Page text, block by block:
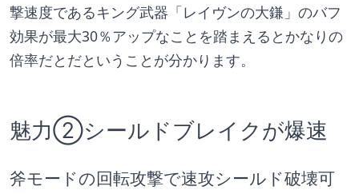
撃速度であるキング武器「レイヴンの大鎌」のバフ
効果が最大30％アップなことを踏まえるとかなりの
倍率だとだということが分かります。
魅力②シールドブレイクが爆速
斧モードの回転攻撃で速攻シールド破壊可